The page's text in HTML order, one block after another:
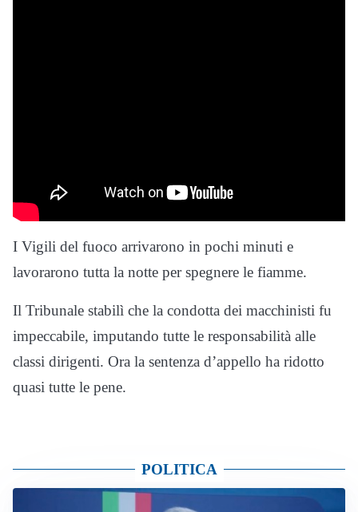
I Vigili del fuoco arrivarono in pochi minuti e
lavorarono tutta la notte per spegnere le fiamme.
Il Tribunale stabilì che la condotta dei macchinisti fu
impeccabile, imputando tutte le responsabilità alle
classi dirigenti. Ora la sentenza d’appello ha ridotto
quasi tutte le pene.
POLITICA